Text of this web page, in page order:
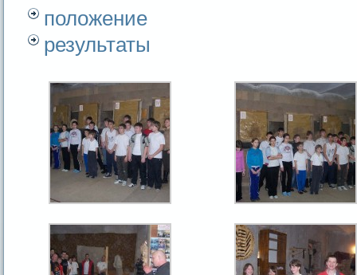
положение
результаты